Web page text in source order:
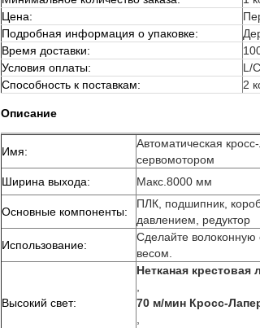
Цена:
Подробная информация о упаковке:
Время доставки:
Условия оплаты:
L/
Способность к поставкам:
2
Описание
Имя:
Автоматическая
сервомотором
Ширина выхода: Макс.8000 мм
Основные компоненты:
ПЛК, подшипник,
давлением, редуктор
Использование:
Сделайте
весом.
Высокий свет:
Нетканая крестовая
70 м/мин Кросс-